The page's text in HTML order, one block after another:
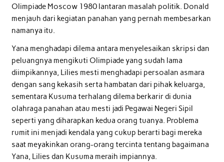
Olimpiade Moscow 1980 lantaran masalah politik. Donald
menjauh dari kegiatan panahan yang pernah membesarkan
namanya itu.
Yana menghadapi dilema antara menyelesaikan skripsi dan
peluangnya mengikuti Olimpiade yang sudah lama
diimpikannya, Lilies mesti menghadapi persoalan asmara
dengan sang kekasih serta hambatan dari pihak keluarga,
sementara Kusuma terhalang dilema berkarir di dunia
olahraga panahan atau mesti jadi Pegawai Negeri Sipil
seperti yang diharapkan kedua orang tuanya. Problema
rumit ini menjadi kendala yang cukup berarti bagi mereka
saat meyakinkan orang-orang tercinta tentang bagaimana
Yana, Lilies dan Kusuma meraih impiannya.